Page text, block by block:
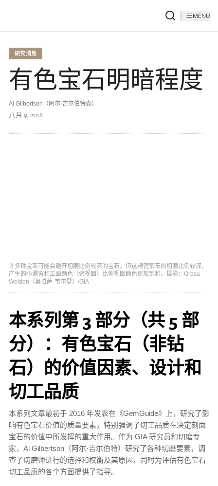
MENU
研究消息
有色宝石明暗程度
Al Gilbertson（阿尔·吉尔伯特森）
八月 9, 2018
许多珠宝商可能会避开切磨比例较深的宝石。但这颗锂紫玉的切磨比例较深，
产生的小漏窗和正面颜色（俯视图）比侧视图颜色更加饱和。摄影：Orasa
Weldon（奥拉萨·韦尔登）/GIA
本系列第 3 部分（共 5 部
分）：有色宝石（非钻
石）的价值因素、设计和
切工品质
本系列文章最初于 2016 年发表在《GemGuide》上，研究了影
响有色宝石价值的质量要素，特别强调了切工品质在决定刻面
宝石的价值中所发挥的重大作用。作为 GIA 研究员和切磨专
家，Al Gilbertson（阿尔·吉尔伯特）研究了各种切磨要素，调
查了切磨师进行的选择和权衡及其原因，同时为评估有色宝石
切工品质的各个方面提供了指导。